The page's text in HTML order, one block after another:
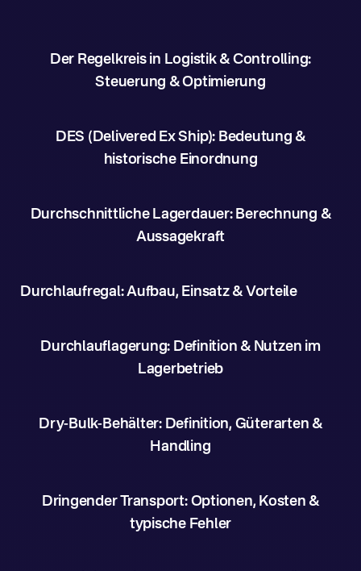
Der Regelkreis in Logistik & Controlling:
Steuerung & Optimierung
DES (Delivered Ex Ship): Bedeutung &
historische Einordnung
Durchschnittliche Lagerdauer: Berechnung &
Aussagekraft
Durchlaufregal: Aufbau, Einsatz & Vorteile
Durchlauflagerung: Definition & Nutzen im
Lagerbetrieb
Dry-Bulk-Behälter: Definition, Güterarten &
Handling
Dringender Transport: Optionen, Kosten &
typische Fehler